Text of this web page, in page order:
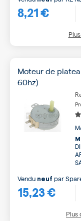
8,21 €
Moteur de
60hz)
15,23 €
Vendu neuf par
Plus